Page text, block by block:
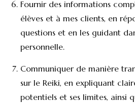
Fournir des informations
élèves et à mes clients, en
questions et en les guidant
personnelle.
Communiquer de manière
sur le Reiki, en expliquant
potentiels et ses limites, ainsi